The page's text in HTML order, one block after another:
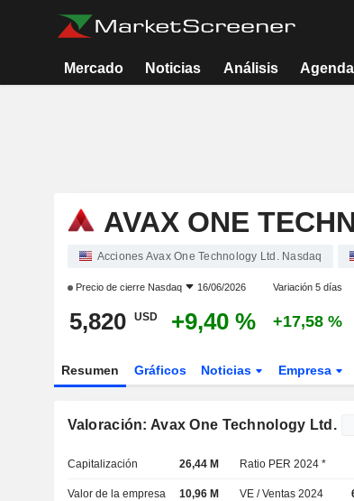
Mercado Noticias Análisis Agenda
AVAX ONE
Acciones Avax One Technology Ltd. Nasdaq
Precio de cierre Nasdaq 16/06/2026 Variación 5 días
5,820 USD +9,40 % +17,58 %
Resumen Gráficos Noticias Empresa
Valoración: Avax One Technology Ltd.
Capitalización 26,44 M Ratio PER 2024 *
Valor de la empresa 10,96 M VE / Ventas 2024